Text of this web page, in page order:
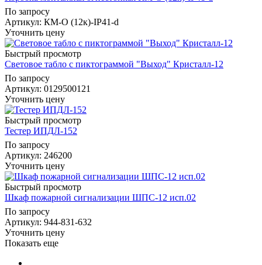
По запросу
Артикул: КМ-О (12к)-IP41-d
Уточнить цену
Быстрый просмотр
Световое табло с пиктограммой "Выход" Кристалл-12
По запросу
Артикул: 0129500121
Уточнить цену
Быстрый просмотр
Тестер ИПДЛ-152
По запросу
Артикул: 246200
Уточнить цену
Быстрый просмотр
Шкаф пожарной сигнализации ШПС-12 исп.02
По запросу
Артикул: 944-831-632
Уточнить цену
Показать еще